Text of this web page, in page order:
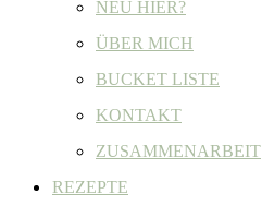
NEU HIER?
ÜBER MICH
BUCKET LISTE
KONTAKT
ZUSAMMENARBEIT
REZEPTE